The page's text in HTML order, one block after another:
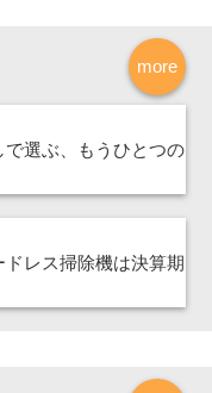
more
選ぶ、もうひとつの
レス掃除機は決算期